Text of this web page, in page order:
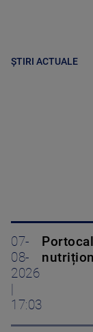
ȘTIRI ACTUALE
07-
08-
2026
17:03